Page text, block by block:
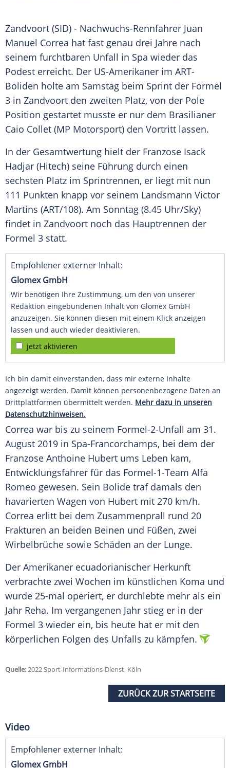
Zandvoort (SID) - Nachwuchs-Rennfahrer Juan
Manuel Correa hat fast genau drei Jahre nach
seinem furchtbaren Unfall in Spa wieder das
Podest erreicht. Der US-Amerikaner im ART-
Boliden holte am Samstag beim Sprint der Formel
3 in Zandvoort den zweiten Platz, von der Pole
Position gestartet musste er nur dem Brasilianer
Caio Collet (MP Motorsport) den Vortritt lassen.
In der Gesamtwertung hielt der Franzose Isack
Hadjar (Hitech) seine Führung durch einen
sechsten Platz im Sprintrennen, er liegt mit nun
111 Punkten knapp vor seinem Landsmann Victor
Martins (ART/108). Am Sonntag (8.45 Uhr/Sky)
findet in Zandvoort noch das Hauptrennen der
Formel 3 statt.
Empfohlener externer Inhalt:
Glomex GmbH
Wir benötigen Ihre Zustimmung, um den von unserer
Redaktion eingebundenen Inhalt von Glomex GmbH
anzuzeigen. Sie können diesen mit einem Klick anzeigen
lassen und auch wieder deaktivieren.
jetzt aktivieren
Ich bin damit einverstanden, dass mir externe Inhalte
angezeigt werden. Damit können personenbezogene Daten an
Drittplattformen übermittelt werden. Mehr dazu in unseren
Datenschutzhinweisen.
Correa war bis zu seinem Formel-2-Unfall am 31.
August 2019 in Spa-Francorchamps, bei dem der
Franzose Anthoine Hubert ums Leben kam,
Entwicklungsfahrer für das Formel-1-Team Alfa
Romeo gewesen. Sein Bolide traf damals den
havarierten Wagen von Hubert mit 270 km/h.
Correa erlitt bei dem Zusammenprall rund 20
Frakturen an beiden Beinen und Füßen, zwei
Wirbelbrüche sowie Schäden an der Lunge.
Der Amerikaner ecuadorianischer Herkunft
verbrachte zwei Wochen im künstlichen Koma und
wurde 25-mal operiert, er durchlebte mehr als ein
Jahr Reha. Im vergangenen Jahr stieg er in der
Formel 3 wieder ein, bis heute hat er mit den
körperlichen Folgen des Unfalls zu kämpfen.
Quelle:2022 Sport-Informations-Dienst, Köln
ZURÜCK ZUR STARTSEITE
Video
Empfohlener externer Inhalt:
Glomex GmbH